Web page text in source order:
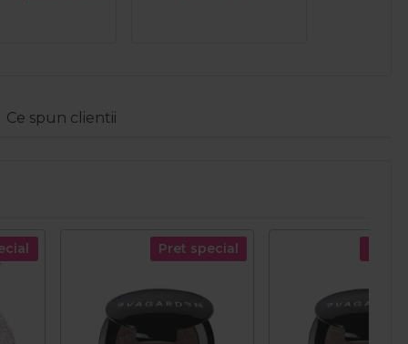
Ce spun clientii
Pret special